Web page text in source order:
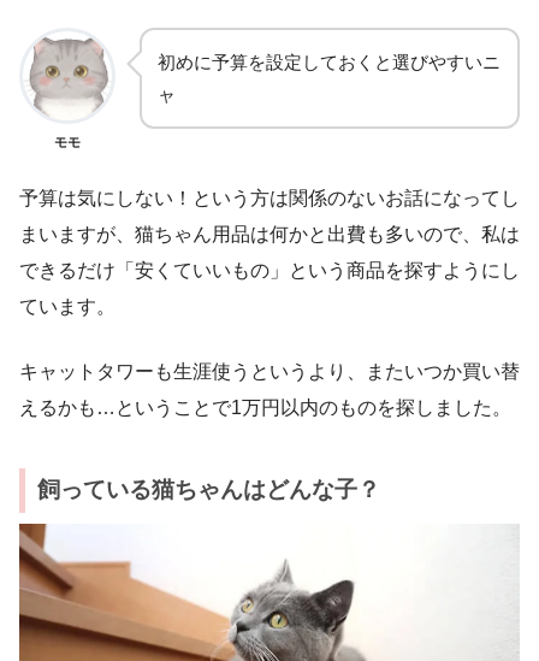
モモ
初めに予算を設定しておくと選びやすいニ
ャ
予算は気にしない！という方は関係のないお話になってし
まいますが、猫ちゃん用品は何かと出費も多いので、私は
できるだけ「安くていいもの」という商品を探すようにし
ています。
キャットタワーも生涯使うというより、またいつか買い替
えるかも…ということで1万円以内のものを探しました。
飼っている猫ちゃんはどんな子？